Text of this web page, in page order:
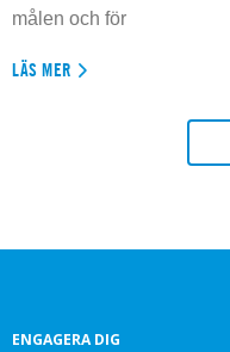
målen och för
LÄS MER
ENGAGERA DIG